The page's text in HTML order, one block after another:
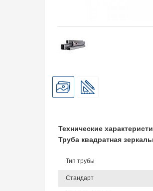
Технические
Труба квадратная
Тип трубы
Стандарт